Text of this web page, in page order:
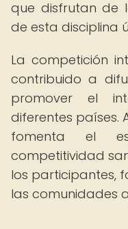
que disfrutan de
de esta disciplina
La competición
contribuido a
promover el
diferentes países.
fomenta el
competitividad
los participantes,
las comunidades